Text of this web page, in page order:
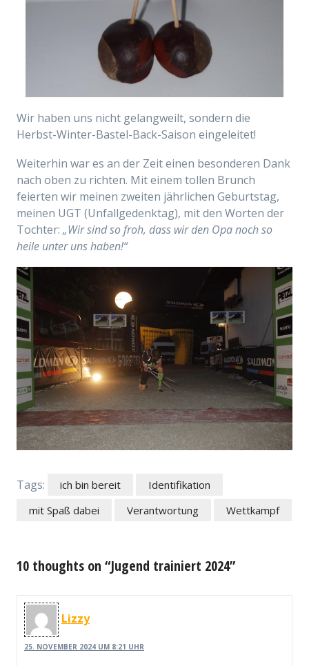
Wir haben uns nicht gelangweilt, sondern die
Herbst-Winter-Bastel-Back-Saison eingeleitet!
Weiterhin war es an der Zeit einen besonderen Dank
nach oben zu richten. Mit einem tollen Brunch
feierten wir meinen zweiten jährlichen Geburtstag,
meinen UGT (Unfallgedenktag), mit den Worten der
Tochter: „Wir sind so froh, dass wir den Opa noch so
heile unter uns haben!“
Tags: ich bin bereit
Identifikation
mit Spaß dabei
Verantwortung Wettkampf
10 thoughts on “Jugend trainiert 2024”
Lizzy
25. NOVEMBER 2024 UM 8:21 UHR